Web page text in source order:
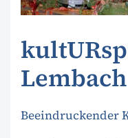
Lembach
Beeindruckender